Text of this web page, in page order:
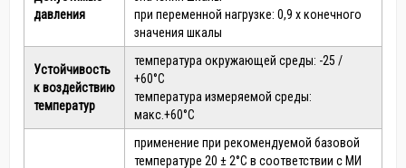
давления
при переменной нагрузке: 0,9 х конечного
значения шкалы
Устойчивость
к воздействию
температур
температура окружающей среды: -25 /
+60°С
температура измеряемой среды:
макс.+60°С
применение при рекомендуемой базовой
температуре 20 ± 2°С в соответствии с МИ